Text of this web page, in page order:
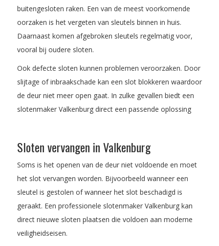
buitengesloten raken. Een van de meest voorkomende
oorzaken is het vergeten van sleutels binnen in huis.
Daarnaast komen afgebroken sleutels regelmatig voor,
vooral bij oudere sloten.
Ook defecte sloten kunnen problemen veroorzaken. Door
slijtage of inbraakschade kan een slot blokkeren waardoor
de deur niet meer open gaat. In zulke gevallen biedt een
slotenmaker Valkenburg direct een passende oplossing
Sloten vervangen in Valkenburg
Soms is het openen van de deur niet voldoende en moet
het slot vervangen worden. Bijvoorbeeld wanneer een
sleutel is gestolen of wanneer het slot beschadigd is
geraakt. Een professionele slotenmaker Valkenburg kan
direct nieuwe sloten plaatsen die voldoen aan moderne
veiligheidseisen.